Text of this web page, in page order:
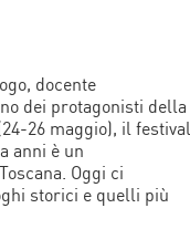
docente
dei protagonisti della
26 maggio), il festival
anni è un
Oggi ci
storici e quelli più